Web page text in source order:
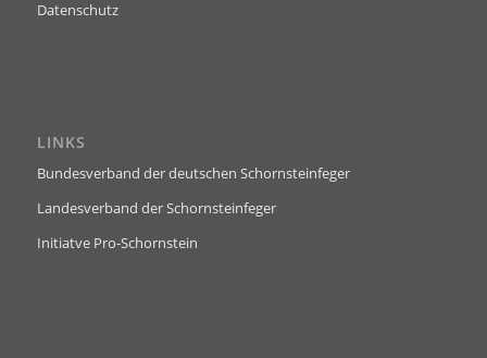
Datenschutz
LINKS
Bundesverband der deutschen Schornsteinfeger
Landesverband der Schornsteinfeger
Initiatve Pro-Schornstein